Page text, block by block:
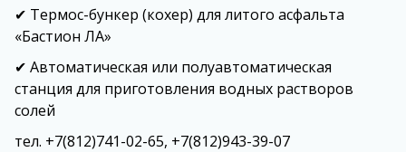
✔ Термос-бункер (кохер) для литого асфальта
«Бастион ЛА»
✔ Автоматическая или полуавтоматическая
станция для приготовления водных растворов
солей
тел. +7(812)741-02-65, +7(812)943-39-07